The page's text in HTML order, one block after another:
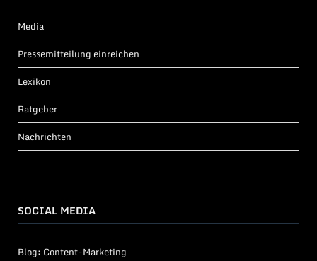
Media
Pressemitteilung einreichen
Lexikon
Ratgeber
Nachrichten
SOCIAL MEDIA
Blog: Content-Marketing